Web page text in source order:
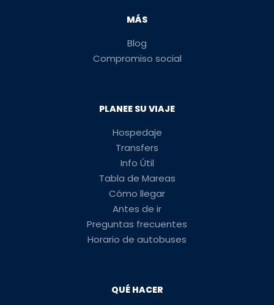
MÁS
Blog
Compromiso social
PLANEE SU VIAJE
Hospedaje
Transfers
Info Útil
Tabla de Mareas
Cómo llegar
Antes de ir
Preguntas frecuentes
Horario de autobuses
QUÉ HACER